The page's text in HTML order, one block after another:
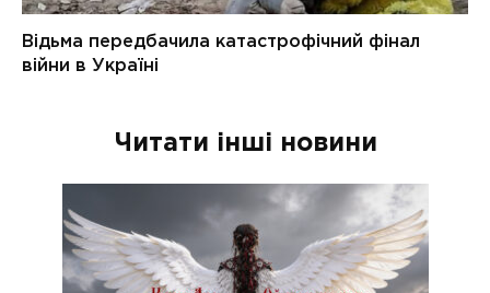
Читати інші новини